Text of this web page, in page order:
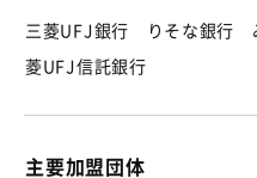
三菱UFJ銀行 りそな銀行
菱UFJ信託銀行
主要加盟団体